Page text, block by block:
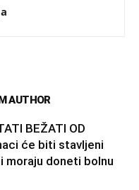
AUTHOR
BEŽATI OD
će biti stavljeni
moraju doneti bolnu